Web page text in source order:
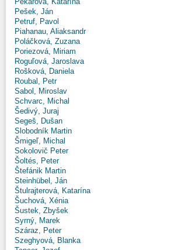
Pešek, Ján
Petruf, Pavol
Piahanau, Aliaksandr
Poláčková, Zuzana
Poriezová, Miriam
Roguľová, Jaroslava
Rošková, Daniela
Roubal, Petr
Sabol, Miroslav
Schvarc, Michal
Šedivý, Juraj
Segeš, Dušan
Slobodník Martin
Šmigeľ, Michal
Sokolovič Peter
Šoltés, Peter
Štefánik Martin
Steinhübel, Ján
Štulrajterová, Katarína
Šuchová, Xénia
Šustek, Zbyšek
Syrný, Marek
Száraz, Peter
Szeghyová, Blanka